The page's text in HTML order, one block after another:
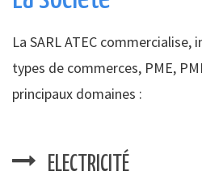
La SARL ATEC
types de commerces, PME,
principaux domaines :
ELECTRICITÉ